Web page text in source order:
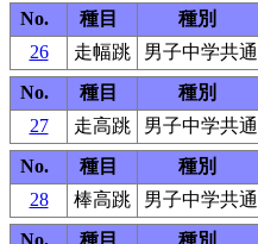
No.
種目 種別
26
走幅跳 男子中学共通
No.
種目 種別
27
走高跳 男子中学共通
No.
種目 種別
28
棒高跳 男子中学共通
No.
種目 種別